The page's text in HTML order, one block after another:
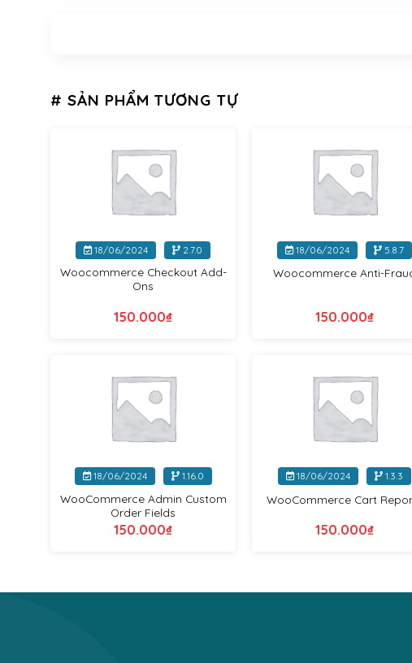
# SẢN PHẨM TƯƠNG TỰ
18/06/2024 2.7.0
Woocommerce Checkout Add-
Ons
150.000₫
18/06/2024 5.8.7
Woocommerce Anti-
150.000₫
18/06/2024 1.16.0
WooCommerce Admin Custom
Order Fields
150.000₫
18/06/2024 1.3.3
WooCommerce Cart
150.000₫